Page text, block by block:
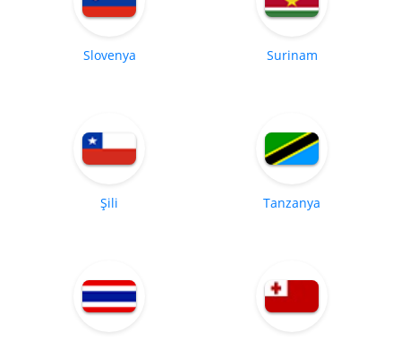
Slovenya Surinam
Şili Tanzanya